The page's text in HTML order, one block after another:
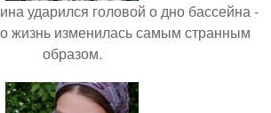
ударился головой о дно бассейна -
жизнь изменилась самым странным
образом.